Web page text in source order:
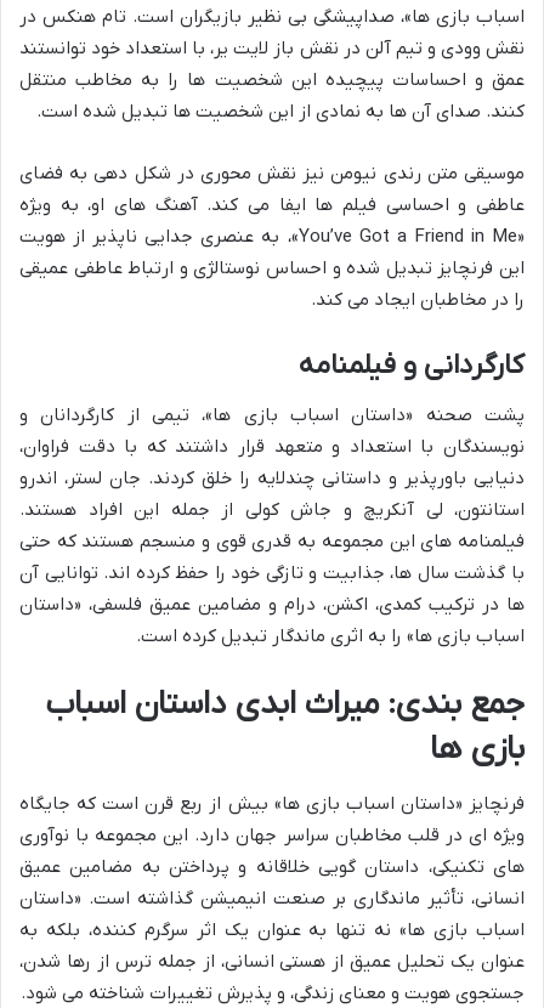
اسباب بازی ها»، صداپیشگی بی نظیر بازیگران است. تام هنکس در
نقش وودی و تیم آلن در نقش باز لایت یر، با استعداد خود توانستند
عمق و احساسات پیچیده این شخصیت ها را به مخاطب منتقل
کنند. صدای آن ها به نمادی از این شخصیت ها تبدیل شده است.
موسیقی متن رندی نیومن نیز نقش محوری در شکل دهی به فضای
عاطفی و احساسی فیلم ها ایفا می کند. آهنگ های او، به ویژه
«You’ve Got a Friend in Me»، به عنصری جدایی ناپذیر از هویت
این فرنچایز تبدیل شده و احساس نوستالژی و ارتباط عاطفی عمیقی
را در مخاطبان ایجاد می کند.
کارگردانی و فیلمنامه
پشت صحنه «داستان اسباب بازی ها»، تیمی از کارگردانان و
نویسندگان با استعداد و متعهد قرار داشتند که با دقت فراوان،
دنیایی باورپذیر و داستانی چندلایه را خلق کردند. جان لستر، اندرو
استانتون، لی آنکریچ و جاش کولی از جمله این افراد هستند.
فیلمنامه های این مجموعه به قدری قوی و منسجم هستند که حتی
با گذشت سال ها، جذابیت و تازگی خود را حفظ کرده اند. توانایی آن
ها در ترکیب کمدی، اکشن، درام و مضامین عمیق فلسفی، «داستان
اسباب بازی ها» را به اثری ماندگار تبدیل کرده است.
جمع بندی: میراث ابدی داستان اسباب
بازی ها
فرنچایز «داستان اسباب بازی ها» بیش از ربع قرن است که جایگاه
ویژه ای در قلب مخاطبان سراسر جهان دارد. این مجموعه با نوآوری
های تکنیکی، داستان گویی خلاقانه و پرداختن به مضامین عمیق
انسانی، تأثیر ماندگاری بر صنعت انیمیشن گذاشته است. «داستان
اسباب بازی ها» نه تنها به عنوان یک اثر سرگرم کننده، بلکه به
عنوان یک تحلیل عمیق از هستی انسانی، از جمله ترس از رها شدن،
جستجوی هویت و معنای زندگی، و پذیرش تغییرات شناخته می شود.